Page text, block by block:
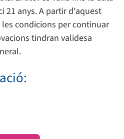
21 anys. A partir d'aquest
condicions per continuar
tindran validesa